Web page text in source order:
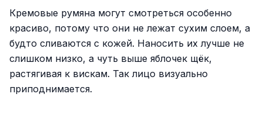
Кремовые румяна могут смотреться особенно
красиво, потому что они не лежат сухим слоем, а
будто сливаются с кожей. Наносить их лучше не
слишком низко, а чуть выше яблочек щёк,
растягивая к вискам. Так лицо визуально
приподнимается.